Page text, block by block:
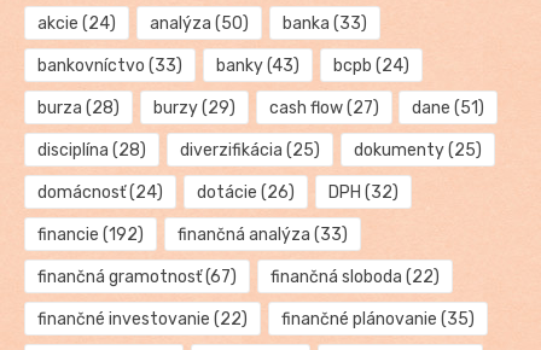
akcie (24) analýza (50) banka (33)
bankovníctvo (33) banky(43) bcpb (24)
burza (28) burzy(29) cash flow(27) dane (51)
disciplína (28) diverzifikácia (25) dokumenty(25)
domácnosť(24) dotácie (26) DPH (32)
financie (192) finančná analýza (33)
finančná gramotnosť(67) finančná sloboda (22)
finančné investovanie (22) finančné plánovanie (35)